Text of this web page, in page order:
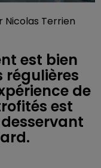
Nicolas Terrien
est bien
régulières
de
est